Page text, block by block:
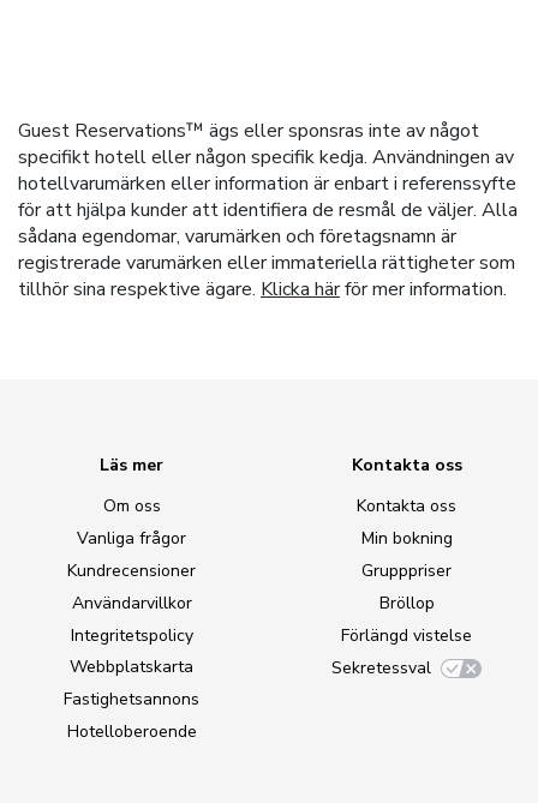
Guest Reservations™ ägs eller sponsras inte av något
specifikt hotell eller någon specifik kedja. Användningen av
hotellvarumärken eller information är enbart i referenssyfte
för att hjälpa kunder att identifiera de resmål de väljer. Alla
sådana egendomar, varumärken och företagsnamn är
registrerade varumärken eller immateriella rättigheter som
tillhör sina respektive ägare. Klicka härför mer information.
Läs mer
Om oss
Vanliga frågor
Kundrecensioner
Användarvillkor
Integritetspolicy
Webbplatskarta
Fastighetsannons
Hotelloberoende
Kontakta oss
Kontakta oss
Min bokning
Grupppriser
Bröllop
Förlängd vistelse
Sekretessval